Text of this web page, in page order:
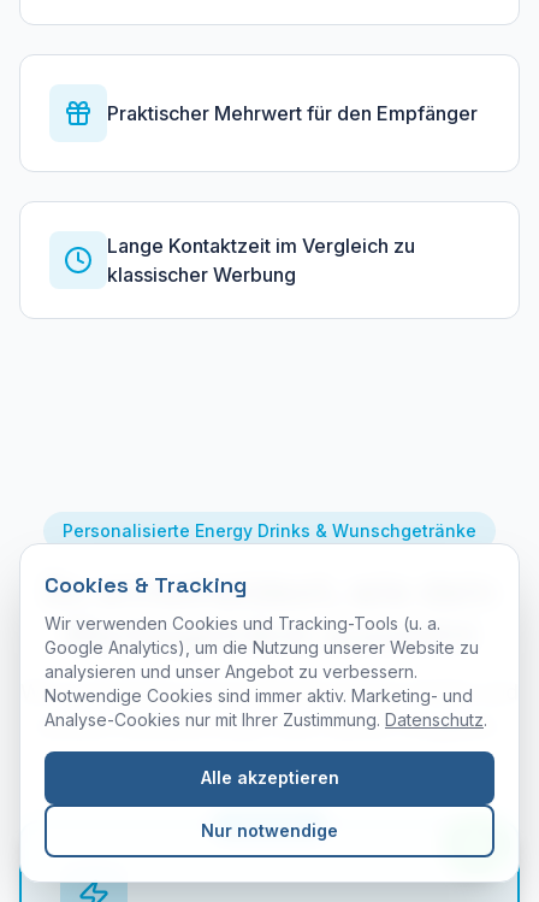
Praktischer Mehrwert für den Empfänger
Lange Kontaktzeit im Vergleich zu
klassischer Werbung
Personalisierte Energy Drinks & Wunschgetränke
Du entscheidest, wie dein
Werbegetränk aussieht
Wir produzieren personalisierte Energy Drinks und
weitere Getränke exakt nach deinen Vorgaben.
Bestseller
Cookies & Tracking
Wir verwenden Cookies und Tracking-Tools (u. a.
Google Analytics), um die Nutzung unserer Website zu
analysieren und unser Angebot zu verbessern.
Notwendige Cookies sind immer aktiv. Marketing- und
Analyse-Cookies nur mit Ihrer Zustimmung. Datenschutz.
Nur notwendige
Alle akzeptieren